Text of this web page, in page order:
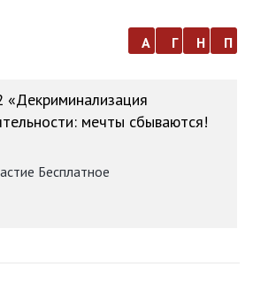
а г н п
мечты сбываются!
Бесплатное